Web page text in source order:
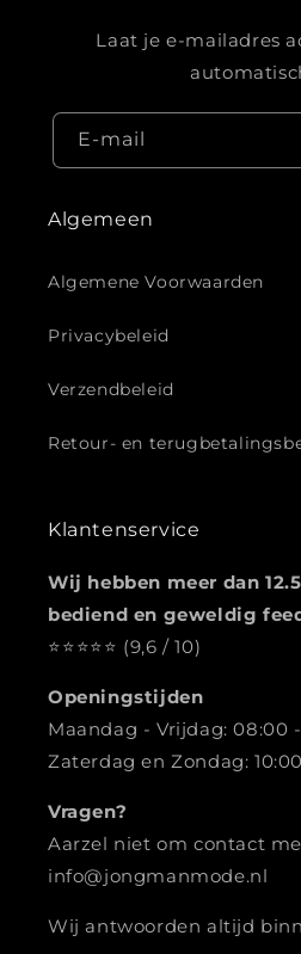
Laat je e-mailadres
E‑mail
Algemeen
Algemene Voorwaarden
Privacybeleid
Verzendbeleid
Retour- en
Klantenservice
Wij hebben meer dan
bediend en geweldig
⭐️️️️️️️️️️️️️️️⭐️⭐️⭐️⭐️ (9,6 / 10)
Openingstijden
Maandag - Vrijdag: 08:00 -
Zaterdag en Zondag:
Vragen?
Aarzel niet om contact
info@jongmanmode.nl
Wij antwoorden altijd